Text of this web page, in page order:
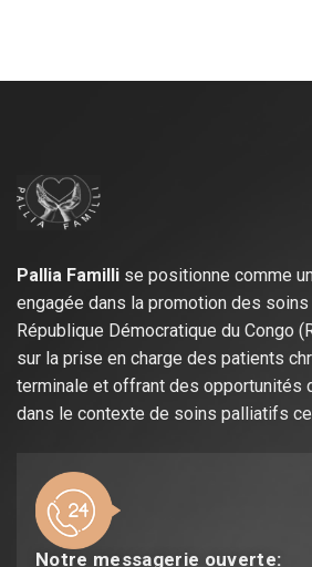
Pallia Familli se positionne comme
engagée dans la promotion des
République Démocratique du Congo
sur la prise en charge des patients
terminale et offrant des opportunités
dans le contexte de soins palliatifs
Notre messagerie ouverte: